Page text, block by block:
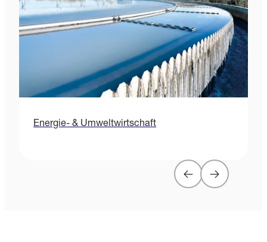
Energie- & Umweltwirtschaft